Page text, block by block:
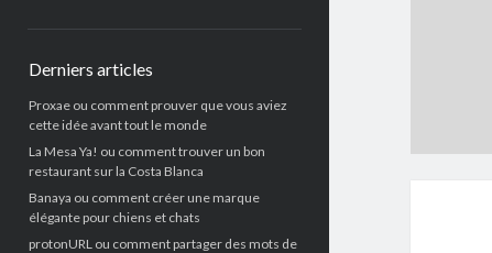
Derniers articles
Proxae ou comment prouver que vous aviez
cette idée avant tout le monde
La Mesa Ya! ou comment trouver un bon
restaurant sur la Costa Blanca
Banaya ou comment créer une marque
élégante pour chiens et chats
protonURL ou comment partager des mots de